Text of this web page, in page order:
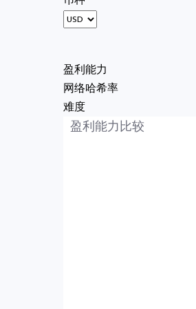
盈利能力
网络哈希率
难度
盈利能力比较